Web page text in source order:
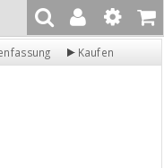
Kaufen